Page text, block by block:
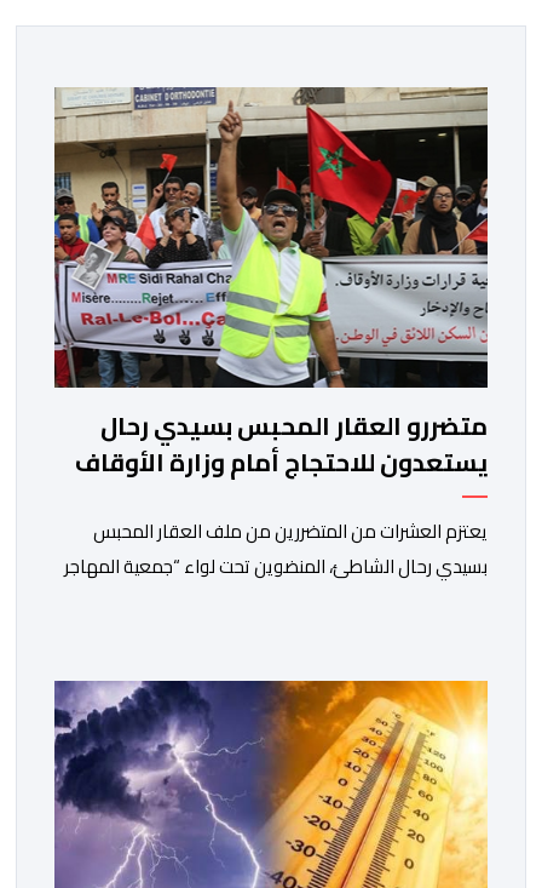
متضررو العقار المحبس بسيدي رحال
يستعدون للاحتجاج أمام وزارة الأوقاف
يعتزم العشرات من المتضررين من ملف العقار المحبس
بسيدي رحال الشاطئ، المنضوين تحت لواء “جمعية المهاجر
لوزارة الأوقاف والشؤون الإسلامية بحي حسان بالرباط،
وذلك للمطالبة بتسوية هذا الملف الذي ظل عالقا لسنوات
طويلة وأثار استياء واسعا في صفوف أبناء […]